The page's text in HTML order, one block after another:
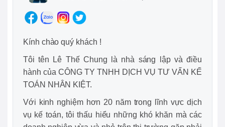
Kính chào quý khách !
Tôi tên Lê Thế Chung là nhà sáng lập và điều
hành của CÔNG TY TNHH DỊCH VỤ TƯ VẤN KẾ
TOÁN NHÂN KIỆT.
Với kinh nghiệm hơn 20 năm trong lĩnh vực dịch
vụ kế toán, tôi thấu hiểu những khó khăn mà các